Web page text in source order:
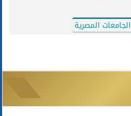
المصرية